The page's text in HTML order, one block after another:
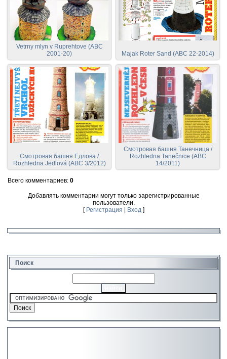
Vetrny mlyn v Ruprehtove (ABC
2001-20)
Majak Roter Sand (ABC 22-2014)
Смотровая башня Едлова /
Rozhledna Jedlová (ABC 3/2012)
Смотровая башня Танечница /
Rozhledna Tanečnice (ABC
14/2011)
Всего комментариев: 0
Добавлять комментарии могут только зарегистрированные
пользователи.
[ Регистрация Вход]
Поиск